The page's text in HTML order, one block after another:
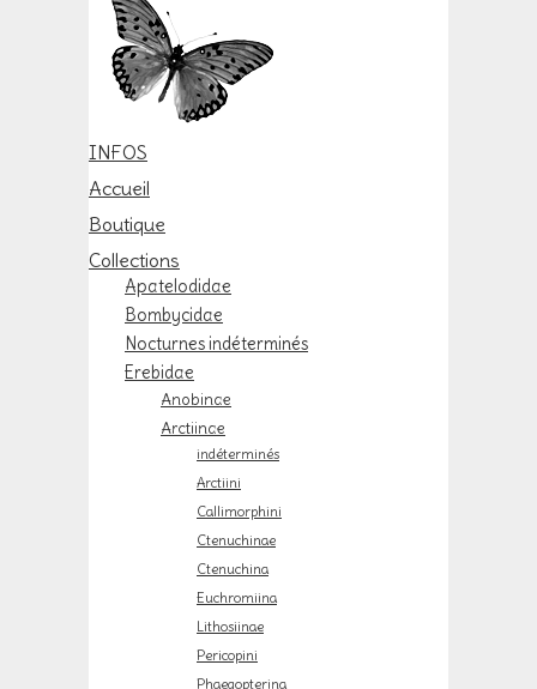
INFOS
Accueil
Boutique
Collections
Apatelodidae
Bombycidae
Nocturnes indéterminés
Erebidae
Anobinae
Arctiinae
indéterminés
Arctiini
Callimorphini
Ctenuchinae
Ctenuchina
Euchromiina
Lithosiinae
Pericopini
Phaegopterina